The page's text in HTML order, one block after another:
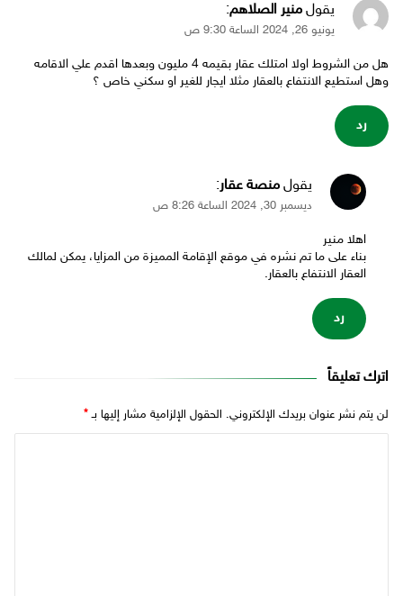
يقول منير الصلاهم:
يونيو 26, 2024 الساعة 9:30 ص
هل من الشروط اولا امتلك عقار بقيمه 4 مليون وبعدها اقدم علي الاقامه
وهل استطيع الانتفاع بالعقار مثلا ايجار للغير او سكني خاص ؟
رد
يقول منصة عقار:
ديسمبر 30, 2024 الساعة 8:26 ص
اهلا منير
بناء على ما تم نشره في موقع الإقامة المميزة من المزايا، يمكن لمالك
العقار الانتفاع بالعقار.
رد
اترك تعليقاً
لن يتم نشر عنوان بريدك الإلكتروني. الحقول الإلزامية مشار إليها بـ*